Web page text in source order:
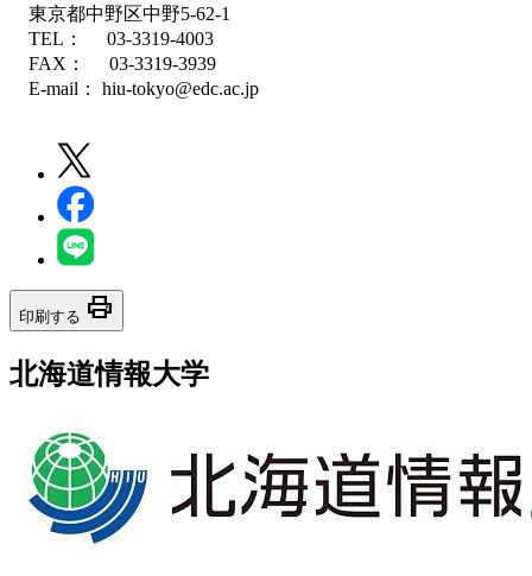
東京都中野区中野5-62-1
TEL： 03-3319-4003
FAX： 03-3319-3939
E-mail： hiu-tokyo@edc.ac.jp
印刷する print
北海道情報大学